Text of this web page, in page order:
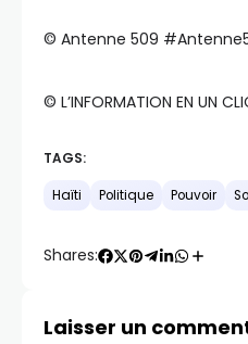
©️ Antenne 509
©️ L’INFORMATION EN UN
TAGS:
Haïti Politique Pouvoir
Shares:
Laisser un